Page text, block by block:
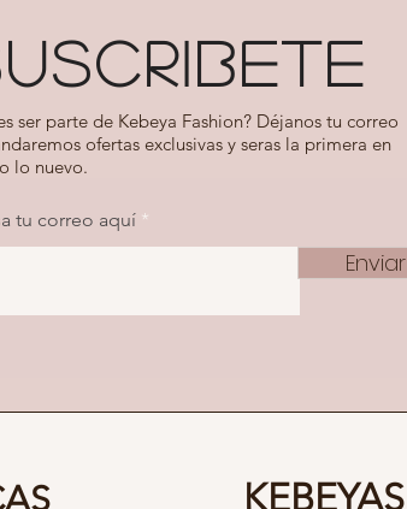
ser parte de Kebeya Fashion? Déjanos tu correo
ofertas exclusivas y seras la primera en
lo nuevo.
tu correo aquí
Enviar
KEBEYAS